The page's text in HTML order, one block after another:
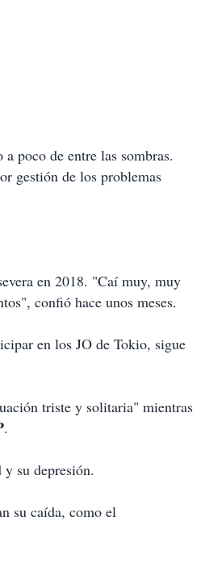
a poco de entre las sombras.
gestión de los problemas
en 2018. "Caí muy, muy
confió hace unos meses.
en los JO de Tokio, sigue
triste y solitaria" mientras
.
su depresión.
su caída, como el